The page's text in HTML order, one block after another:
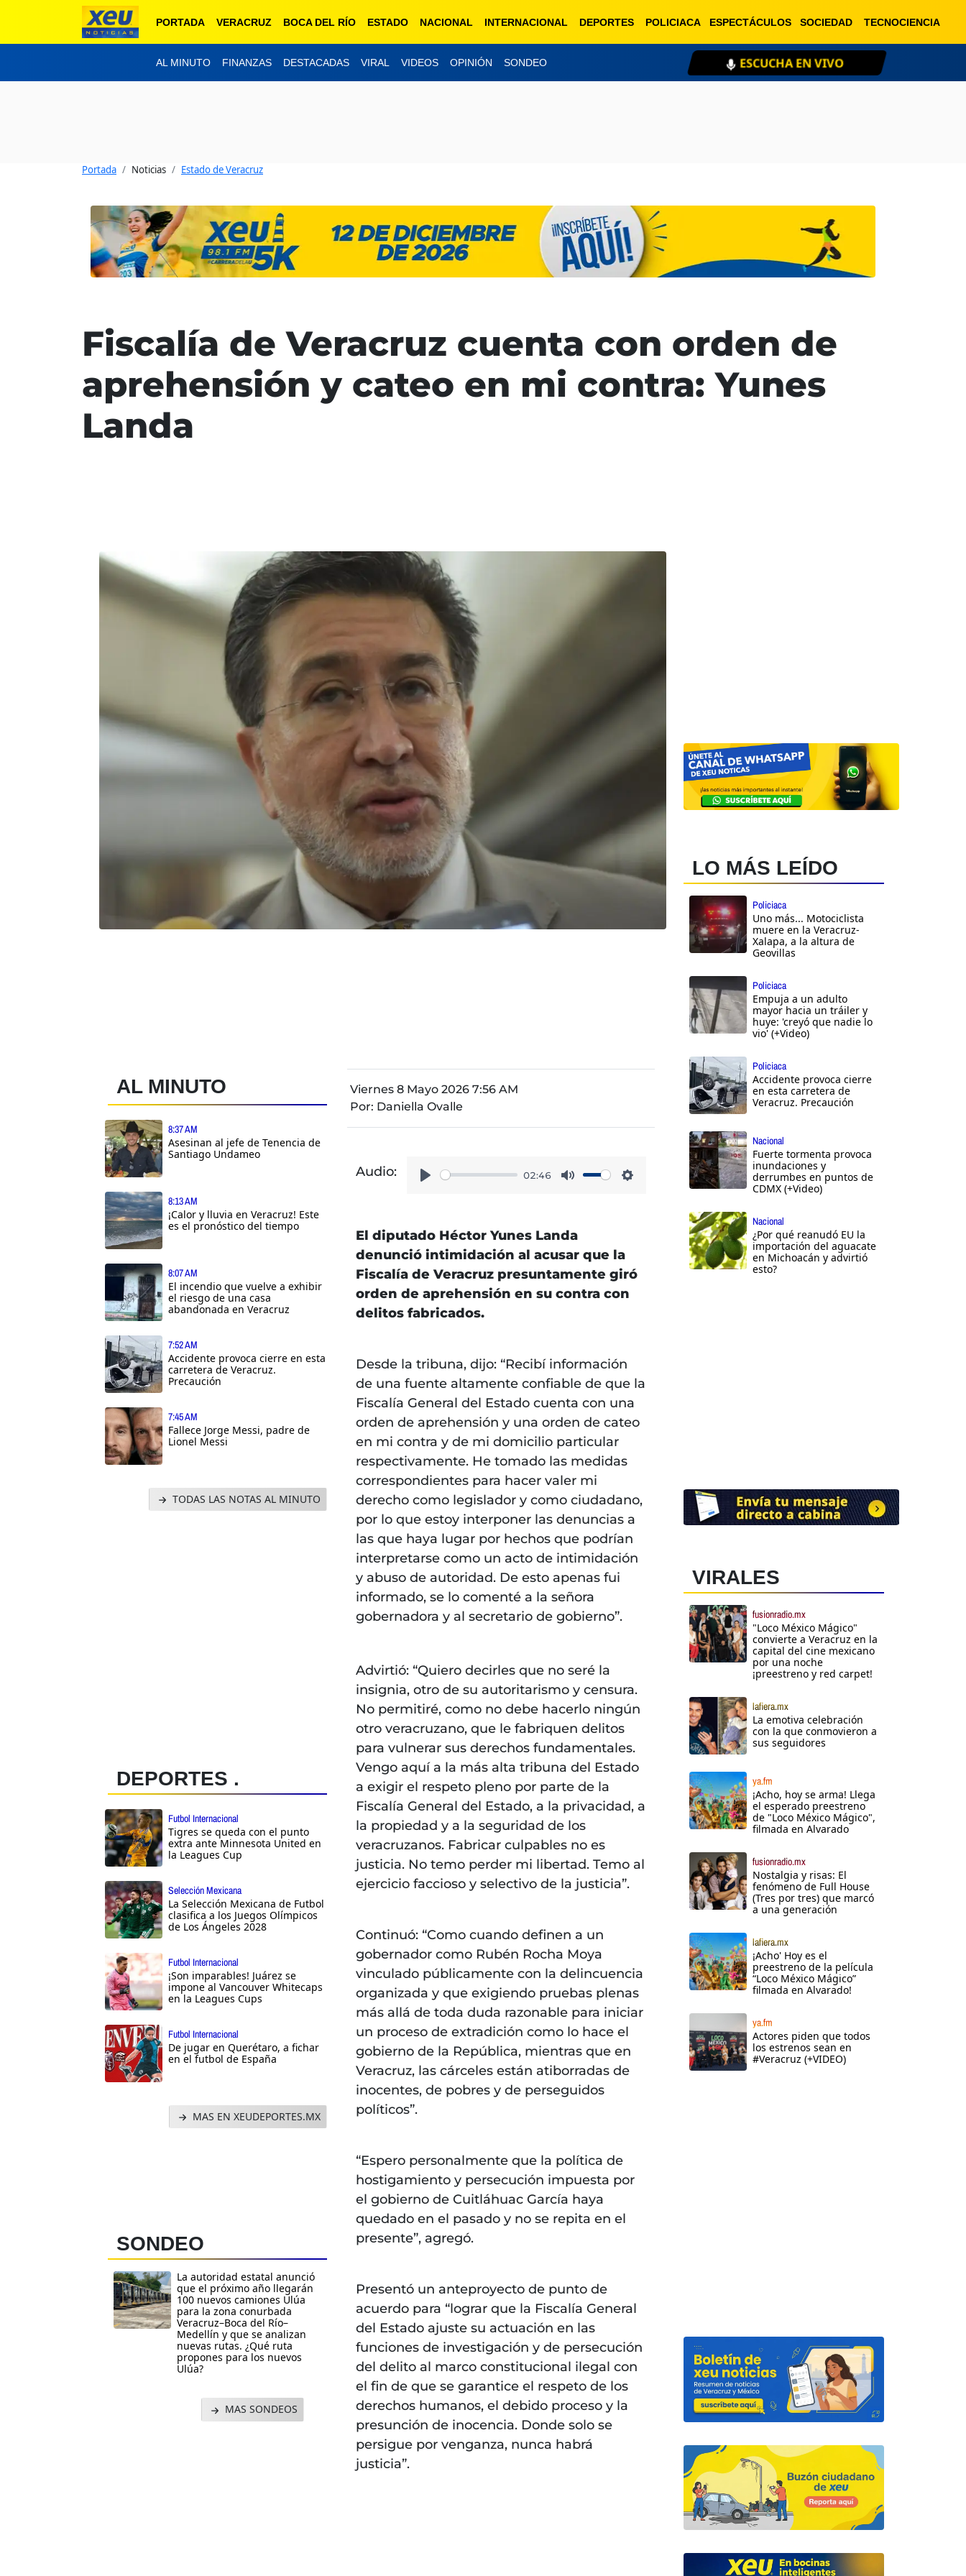
PORTADA VERACRUZ BOCA DEL RÍO ESTADO NACIONAL INTERNACIONAL DEPORTES POLICIACA ESPECTÁCULOS SOCIEDAD TECNOCIENCIA
AL MINUTO FINANZAS DESTACADAS VIRAL VIDEOS OPINIÓN SONDEO ESCUCHA EN VIVO
Portada Noticias Estado de Veracruz
Fiscalía de Veracruz cuenta con orden de
aprehensión y cateo en mi contra: Yunes
Landa
AL MINUTO
8:37 AM
Asesinan al jefe de Tenencia de
Santiago Undameo
8:13 AM
¡Calor y lluvia en Veracruz! Este
es el pronóstico del tiempo
8:07 AM
El incendio que vuelve a exhibir
el riesgo de una casa
abandonada en Veracruz
7:52 AM
Accidente provoca cierre en esta
carretera de Veracruz.
Precaución
7:45 AM
Fallece Jorge Messi, padre de
Lionel Messi
TODAS LAS NOTAS AL MINUTO
DEPORTES .
Futbol Internacional
Tigres se queda con el punto
extra ante Minnesota United en
la Leagues Cup
Selección Mexicana
La Selección Mexicana de Futbol
clasifica a los Juegos Olímpicos
de Los Ángeles 2028
Futbol Internacional
¡Son imparables! Juárez se
impone al Vancouver Whitecaps
en la Leagues Cups
Futbol Internacional
De jugar en Querétaro, a fichar
en el futbol de España
MAS EN XEUDEPORTES.MX
SONDEO
La autoridad estatal anunció
que el próximo año llegarán
100 nuevos camiones Ulúa
para la zona conurbada
Veracruz–Boca del Río–
Medellín y que se analizan
nuevas rutas. ¿Qué ruta
propones para los nuevos
Ulúa?
MAS SONDEOS
Viernes 8 Mayo 2026 7:56 AM
Por: Daniella Ovalle
Audio:
02:46
El diputado Héctor Yunes Landa
denunció intimidación al acusar que la
Fiscalía de Veracruz presuntamente giró
orden de aprehensión en su contra con
delitos fabricados.
Desde la tribuna, dijo: “Recibí información
de una fuente altamente confiable de que la
Fiscalía General del Estado cuenta con una
orden de aprehensión y una orden de cateo
en mi contra y de mi domicilio particular
respectivamente. He tomado las medidas
correspondientes para hacer valer mi
derecho como legislador y como ciudadano,
por lo que estoy interponer las denuncias a
las que haya lugar por hechos que podrían
interpretarse como un acto de intimidación
y abuso de autoridad. De esto apenas fui
informado, se lo comenté a la señora
gobernadora y al secretario de gobierno”.
Advirtió: “Quiero decirles que no seré la
insignia, otro de su autoritarismo y censura.
No permitiré, como no debe hacerlo ningún
otro veracruzano, que le fabriquen delitos
para vulnerar sus derechos fundamentales.
Vengo aquí a la más alta tribuna del Estado
a exigir el respeto pleno por parte de la
Fiscalía General del Estado, a la privacidad, a
la propiedad y a la seguridad de los
veracruzanos. Fabricar culpables no es
justicia. No temo perder mi libertad. Temo al
ejercicio faccioso y selectivo de la justicia”.
Continuó: “Como cuando definen a un
gobernador como Rubén Rocha Moya
vinculado públicamente con la delincuencia
organizada y que exigiendo pruebas plenas
más allá de toda duda razonable para iniciar
un proceso de extradición como lo hace el
gobierno de la República, mientras que en
Veracruz, las cárceles están atiborradas de
inocentes, de pobres y de perseguidos
políticos”.
“Espero personalmente que la política de
hostigamiento y persecución impuesta por
el gobierno de Cuitláhuac García haya
quedado en el pasado y no se repita en el
presente”, agregó.
Presentó un anteproyecto de punto de
acuerdo para “lograr que la Fiscalía General
del Estado ajuste su actuación en las
funciones de investigación y de persecución
del delito al marco constitucional ilegal con
el fin de que se garantice el respeto de los
derechos humanos, el debido proceso y la
presunción de inocencia. Donde solo se
persigue por venganza, nunca habrá
justicia”.
LO MÁS LEÍDO
Policiaca
Uno más... Motociclista
muere en la Veracruz-
Xalapa, a la altura de
Geovillas
Policiaca
Empuja a un adulto
mayor hacia un tráiler y
huye: 'creyó que nadie lo
vio' (+Video)
Policiaca
Accidente provoca cierre
en esta carretera de
Veracruz. Precaución
Nacional
Fuerte tormenta provoca
inundaciones y
derrumbes en puntos de
CDMX (+Video)
Nacional
¿Por qué reanudó EU la
importación del aguacate
en Michoacán y advirtió
esto?
VIRALES
fusionradio.mx
"Loco México Mágico"
convierte a Veracruz en la
capital del cine mexicano
por una noche
¡preestreno y red carpet!
lafiera.mx
La emotiva celebración
con la que conmovieron a
sus seguidores
ya.fm
¡Acho, hoy se arma! Llega
el esperado preestreno
de "Loco México Mágico",
filmada en Alvarado
fusionradio.mx
Nostalgia y risas: El
fenómeno de Full House
(Tres por tres) que marcó
a una generación
lafiera.mx
¡Acho' Hoy es el
preestreno de la película
“Loco México Mágico”
filmada en Alvarado!
ya.fm
Actores piden que todos
los estrenos sean en
#Veracruz (+VIDEO)